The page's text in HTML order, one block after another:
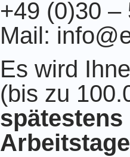
+49 (0)30 –
Mail:
Es wird
(bis zu